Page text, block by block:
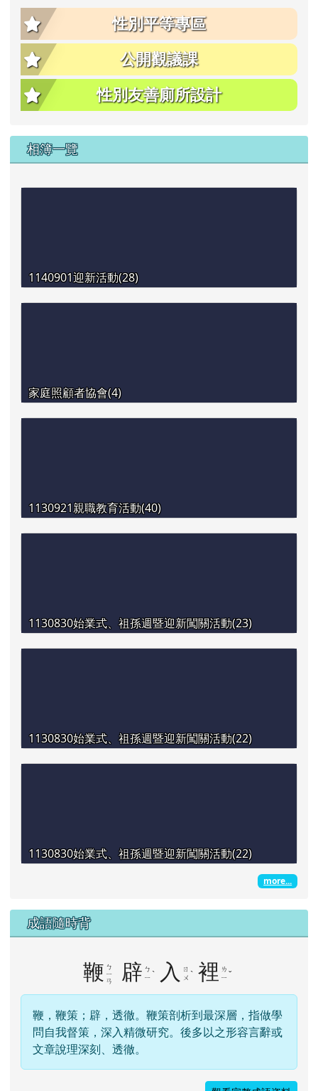
性別平等專區
公開觀議課
性別友善廁所設計
相簿一覽
1140901迎新活動(28)
家庭照顧者協會(4)
1130921親職教育活動(40)
1130830始業式、祖孫週暨迎新闖關活動(23)
1130830始業式、祖孫週暨迎新闖關活動(22)
1130830始業式、祖孫週暨迎新闖關活動(22)
more...
成語隨時背
鞭 ㄅ
ㄧ
ㄢ
辟 ㄅ
ㄧ ˋ 入
ㄖ
ㄨ ˋ 裡 ㄌ
ㄧˇ
鞭，鞭策；辟，透徹。鞭策剖析到最深層，指做學
問自我督策，深入精微研究。後多以之形容言辭或
文章說理深刻、透徹。